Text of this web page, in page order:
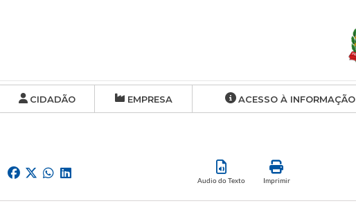
CIDADÃO EMPRESA ACESSO À INFORMAÇÃO
Audio do Texto Imprimir